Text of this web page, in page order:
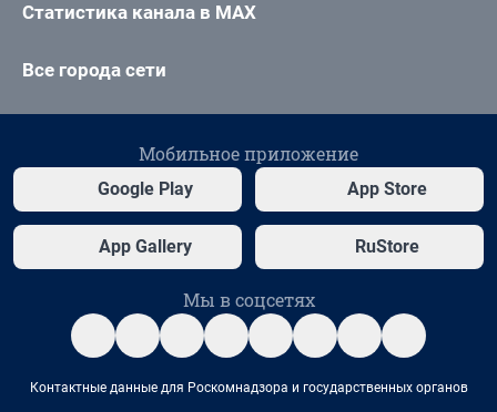
Статистика канала в MAX
Все города сети
Мобильное приложение
Google Play App Store
App Gallery RuStore
Мы в соцсетях
Контактные данные для Роскомнадзора и государственных органов